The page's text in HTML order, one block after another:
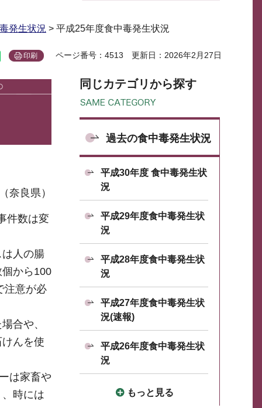
発生状況 > 平成25年度食中毒発生状況
印刷 ページ番号：4513 更新日：2026年2月27日
奈良県）
件数は変
人の腸
から100
注意が必
合や、
んを使
は家畜や
時には
同じカテゴリから探す
過去の食中毒発生状況
平成30年度 食中毒発生状
況
平成29年度食中毒発生状
況
平成28年度食中毒発生状
況
平成27年度食中毒発生状
況(速報)
平成26年度食中毒発生状
況
もっと見る